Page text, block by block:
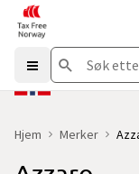
Hjem Merker